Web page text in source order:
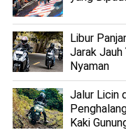
Libur
Jarak Jauh
Nyaman
Jalur Licin
Kaki